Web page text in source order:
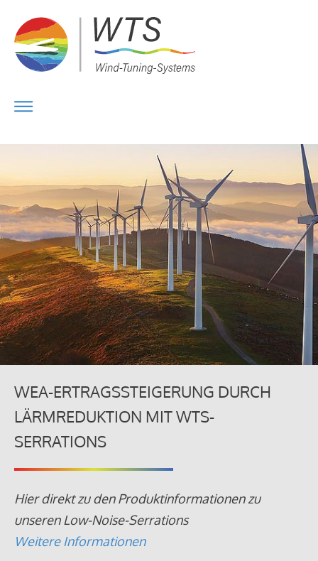
WEA-ERTRAGSSTEIGERUNG DURCH
LÄRMREDUKTION MIT WTS-
SERRATIONS
Hier direkt zu den Produktinformationen zu
unseren Low-Noise-Serrations
Weitere Informationen